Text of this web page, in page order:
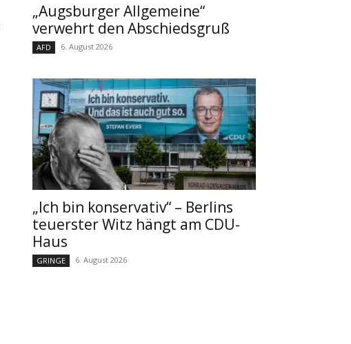
„Augsburger Allgemeine“
verwehrt den Abschiedsgruß
AFD 6. August 2026
„Ich bin konservativ“ – Berlins
teuerster Witz hängt am CDU-
Haus
GRINGE 6. August 2026